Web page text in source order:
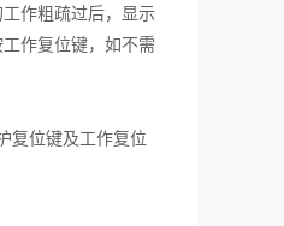
作粗疏过后，显示
作复位键，如不需
复位键及工作复位